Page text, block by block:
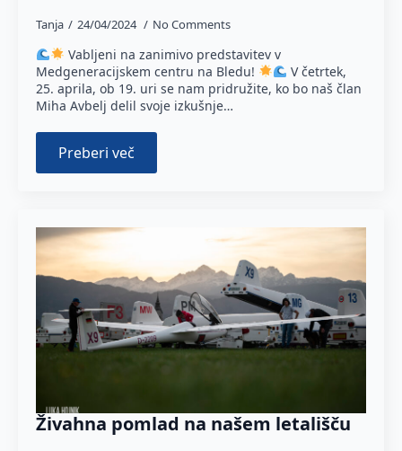
Tanja 24/04/2024 No Comments
Vabljeni na zanimivo predstavitev v
Medgeneracijskem centru na Bledu!
V četrtek,
25. aprila, ob 19. uri se nam pridružite, ko bo naš član
Miha Avbelj delil svoje izkušnje…
Preberi več
Živahna pomlad na našem letališču